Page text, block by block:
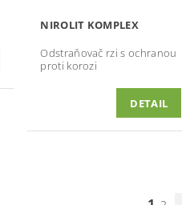
NIROLIT KOMPLEX
Odstraňovač rzi s ochranou
proti korozi
DETAIL